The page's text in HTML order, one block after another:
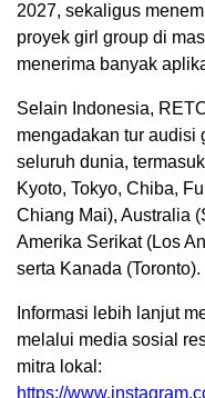
2027, sekaligus
proyek girl group di
menerima banyak
Selain Indonesia,
mengadakan tur audisi
seluruh dunia,
Kyoto, Tokyo, Chiba,
Chiang Mai), Australia
Amerika Serikat (Los
serta Kanada (Toronto).
Informasi lebih lanjut
melalui media sosial
mitra lokal:
https://